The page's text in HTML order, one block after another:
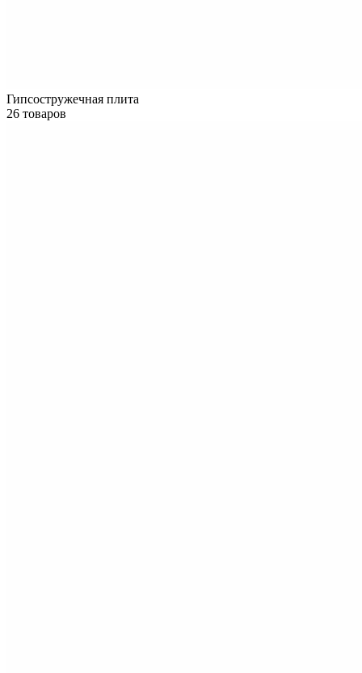
Гипсостружечная плита
26 товаров